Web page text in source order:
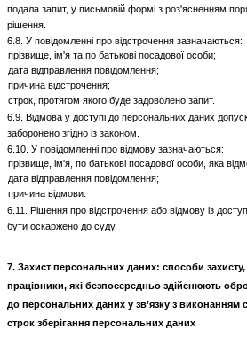
подала запит, у письмовій формі з роз'ясненням
рішення.
6.8. У повідомленні про відстрочення зазначаються:
прізвище, ім'я та по батькові посадової особи;
дата відправлення повідомлення;
причина відстрочення;
строк, протягом якого буде задоволено запит.
6.9. Відмова у доступі до персональних даних
заборонено згідно із законом.
6.10. У повідомленні про відмову зазначаються:
прізвище, ім'я, по батькові посадової особи, яка
дата відправлення повідомлення;
причина відмови.
6.11. Рішення про відстрочення або відмову із
бути оскаржено до суду.
7. Захист персональних даних: способи
працівники, які безпосередньо здійснюють
до персональних даних у зв’язку з виконанням
строк зберігання персональних даних